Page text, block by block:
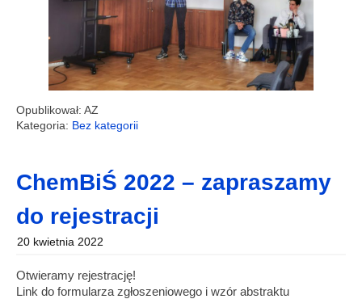
Opublikował: AZ
Kategoria: Bez kategorii
ChemBiŚ 2022 – zapraszamy
do rejestracji
20 kwietnia 2022
Otwieramy rejestrację!
Link do formularza zgłoszeniowego i wzór abstraktu